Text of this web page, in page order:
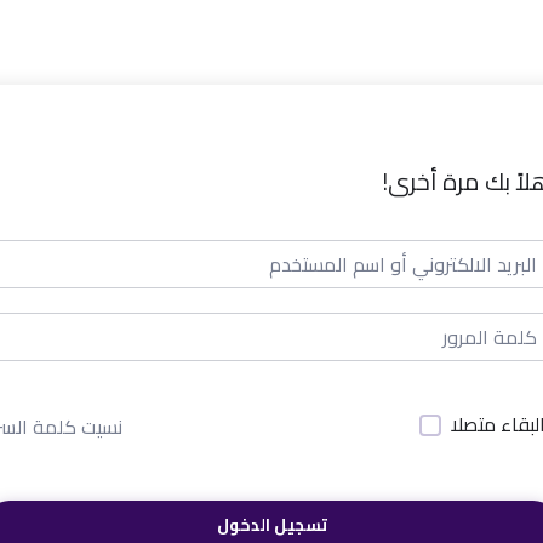
بك مرة أخرى!
متصلا نسيت كلمة
تسجيل الدخول